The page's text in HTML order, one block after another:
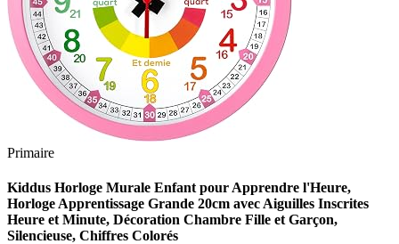
Primaire
Kiddus Horloge Murale Enfant pour Apprendre l'Heure,
Horloge Apprentissage Grande 20cm avec Aiguilles Inscrites
Heure et Minute, Décoration Chambre Fille et Garçon,
Silencieuse, Chiffres Colorés